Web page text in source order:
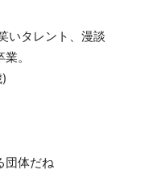
いタレント、漫談
。
団体だね